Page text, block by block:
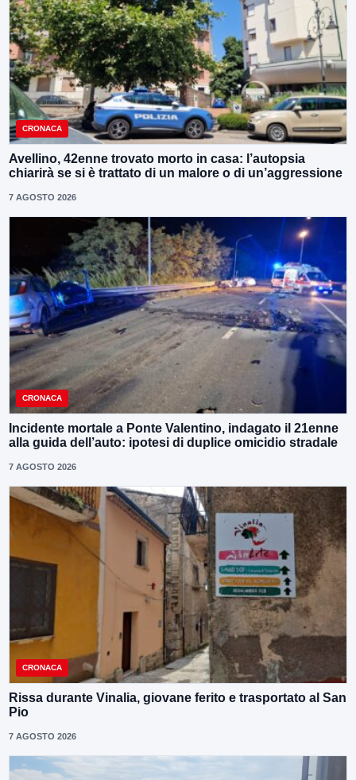
CRONACA
Avellino, 42enne trovato morto in casa: l’autopsia
chiarirà se si è trattato di un malore o di un’aggressione
7 AGOSTO 2026
CRONACA
Incidente mortale a Ponte Valentino, indagato il 21enne
alla guida dell’auto: ipotesi di duplice omicidio stradale
7 AGOSTO 2026
CRONACA
Rissa durante Vinalia, giovane ferito e trasportato al San
Pio
7 AGOSTO 2026